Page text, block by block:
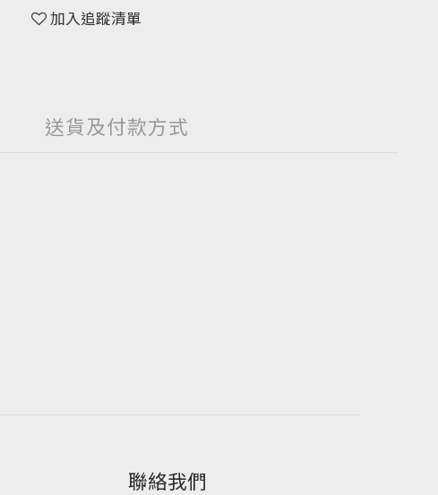
加入追蹤清單
送貨及付款方式
聯絡我們